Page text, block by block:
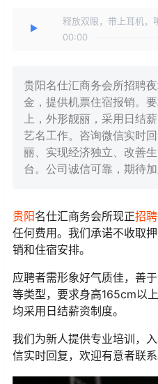
释放双眼，带上耳机，
00:00
贵阳名仕汇商务会所招聘
金，提供机票住宿报销。
上，外形靓丽，采用日结
艺名工作。咨询微信实时
丽、实现经济独立、改善
台。公司诚信可靠，期待加
贵阳名仕汇商务会所现正招聘
任何费用。我们承诺不收取
销和住宿安排。
应聘者需形象好气质佳，善
等类型，要求身高165cm以
均采用日结薪资制度。
我们为新人提供专业培训，
信实时回复，欢迎有意者联系